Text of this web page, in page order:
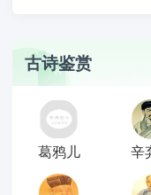
古诗鉴赏
葛鸦儿 辛